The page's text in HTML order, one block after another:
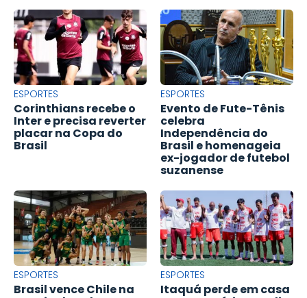
ESPORTES
Corinthians recebe o
Inter e precisa reverter
placar na Copa do
Brasil
ESPORTES
Evento de Fute-Tênis
celebra
Independência do
Brasil e homenageia
ex-jogador de futebol
suzanense
ESPORTES
Brasil vence Chile na
ESPORTES
Itaquá perde em casa